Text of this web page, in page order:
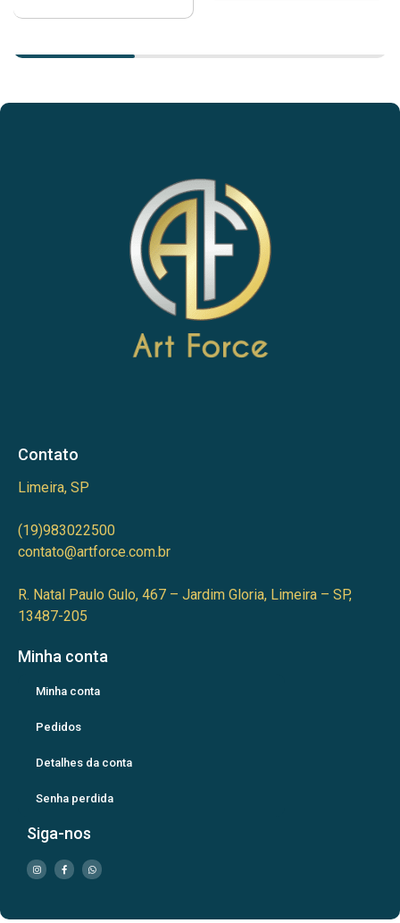
Contato
Limeira, SP
(19)983022500
contato@artforce.com.br
R. Natal Paulo Gulo, 467 – Jardim Gloria, Limeira – SP,
13487-205
Minha conta
Minha conta
Pedidos
Detalhes da conta
Senha perdida
Siga-nos